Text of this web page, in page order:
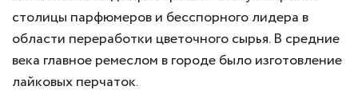
столицы парфюмеров и бесспорного лидера в
области переработки цветочного сырья. В средние
века главное ремеслом в городе было изготовление
лайковых перчаток.